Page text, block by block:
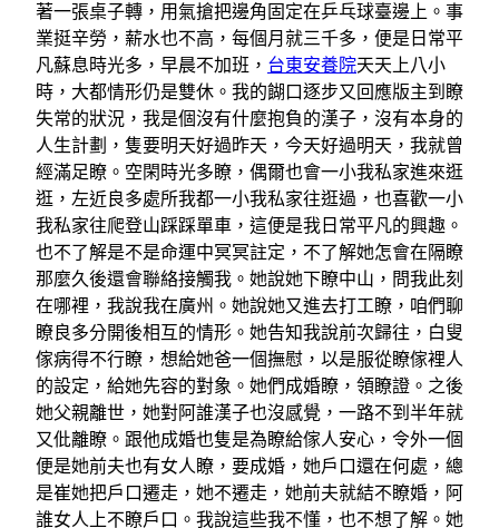
著一張桌子轉，用氣搶把邊角固定在乒乓球臺邊上。事
業挺辛勞，薪水也不高，每個月就三千多，便是日常平
凡蘇息時光多，早晨不加班， 台東安養院天天上八小
時，大都情形仍是雙休。我的餬口逐步又回應版主到瞭
失常的狀況，我是個沒有什麼抱負的漢子，沒有本身的
人生計劃，隻要明天好過昨天，今天好過明天，我就曾
經滿足瞭。空閑時光多瞭，偶爾也會一小我私家進來逛
逛，左近良多處所我都一小我私家往逛過，也喜歡一小
我私家往爬登山踩踩單車，這便是我日常平凡的興趣。
也不了解是不是命運中冥冥註定，不了解她怎會在隔瞭
那麼久後還會聯絡接觸我。她說她下瞭中山，問我此刻
在哪裡，我說我在廣州。她說她又進去打工瞭，咱們聊
瞭良多分開後相互的情形。她告知我說前次歸往，白叟
傢病得不行瞭，想給她爸一個撫慰，以是服從瞭傢裡人
的設定，給她先容的對象。她們成婚瞭，領瞭證。之後
她父親離世，她對阿誰漢子也沒感覺，一路不到半年就
又仳離瞭。跟他成婚也隻是為瞭給傢人安心，令外一個
便是她前夫也有女人瞭，要成婚，她戶口還在何處，總
是崔她把戶口遷走，她不遷走，她前夫就結不瞭婚，阿
誰女人上不瞭戶口。我說這些我不懂，也不想了解。她